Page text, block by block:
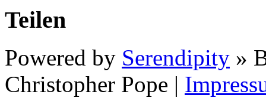
Teilen
Powered by Serendipity »
Christopher Pope |